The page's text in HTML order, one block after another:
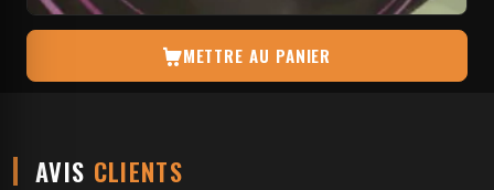
METTRE AU PANIER
AVIS CLIENTS